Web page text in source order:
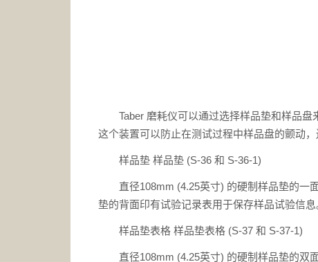
Taber 磨耗仪可以通过选择样品垫和样品盘
这个装置可以防止在测试过程中样品盘的颤动
样品垫 样品垫 (S-36 和 S-36-1)
直径108mm (4.25英寸) 的硬制样品垫的一面
垫的背面印有试验记录表用于保存样品试验信
样品垫表格 样品垫表格 (S-37 和 S-37-1)
直径108mm (4.25英寸) 的硬制样品垫的双面